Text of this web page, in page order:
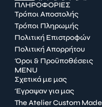
ΠΛΗΡΟΦΟΡΙΕΣ
Τρόποι Αποστολής
Τρόποι Πληρωμής
Πολιτική Επιστροφών
Πολιτική Απορρήτου
Όροι & Προϋποθέσεις
MENU
Σχετικά με μας
Έγραψαν για μας
The Atelier Custom Made